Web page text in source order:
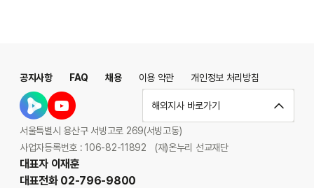
공지사항 FAQ 채용 이용 약관 개인정보 처리방침
해외지사 바로가기
서울특별시 용산구 서빙고로 269(서빙고동)
사업자등록번호 : 106-82-11892
(재)온누리 선교재단
대표자 이재훈
대표전화 02-796-9800